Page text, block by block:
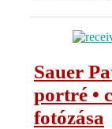
Sauer
portré •
fotózása